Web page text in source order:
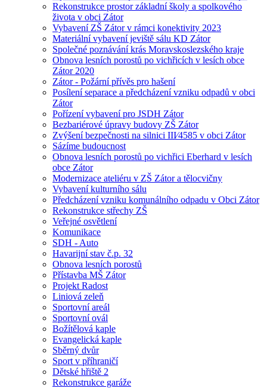
Rekonstrukce prostor základní školy a spolkového
života v obci Zátor
Vybavení ZŠ Zátor v rámci konektivity 2023
Materiální vybavení jeviště sálu KD Zátor
Společné poznávání krás Moravskoslezského kraje
Obnova lesních porostů po vichřicích v lesích obce
Zátor 2020
Zátor - Požární přívěs pro hašení
Posílení separace a předcházení vzniku odpadů v obci
Zátor
Pořízení vybavení pro JSDH Zátor
Bezbariérové úpravy budovy ZŠ Zátor
Zvýšení bezpečnosti na silnici III⁄4585 v obci Zátor
Sázíme budoucnost
Obnova lesních porostů po vichřici Eberhard v lesích
obce Zátor
Modernizace ateliéru v ZŠ Zátor a tělocvičny
Vybavení kulturního sálu
Předcházení vzniku komunálního odpadu v Obci Zátor
Rekonstrukce střechy ZŠ
Veřejné osvětlení
Komunikace
SDH - Auto
Havarijní stav č.p. 32
Obnova lesních porostů
Přístavba MŠ Zátor
Projekt Radost
Liniová zeleň
Sportovní areál
Sportovní ovál
Božítělová kaple
Evangelická kaple
Sběrný dvůr
Sport v příhraničí
Dětské hřiště 2
Rekonstrukce garáže